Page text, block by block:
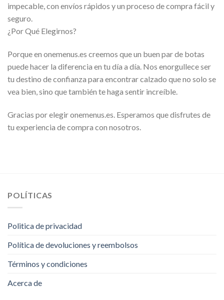
impecable, con envíos rápidos y un proceso de compra fácil y
seguro.
¿Por Qué Elegirnos?
Porque en onemenus.es creemos que un buen par de botas
puede hacer la diferencia en tu día a día. Nos enorgullece ser
tu destino de confianza para encontrar calzado que no solo se
vea bien, sino que también te haga sentir increíble.
Gracias por elegir onemenus.es. Esperamos que disfrutes de
tu experiencia de compra con nosotros.
POLÍTICAS
Politica de privacidad
Política de devoluciones y reembolsos
Términos y condiciones
Acerca de